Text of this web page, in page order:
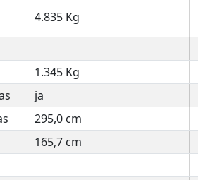
4.835 Kg
1.345 Kg
ja
295,0 cm
165,7 cm